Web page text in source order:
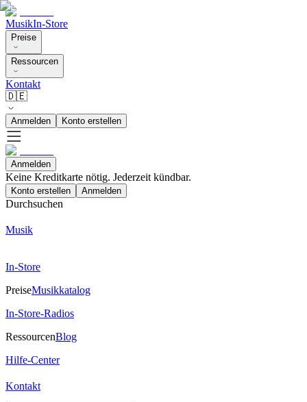
MusikIn-Store
Preise
Ressourcen
Kontakt
🇩🇪
Anmelden Konto erstellen
Anmelden
Keine Kreditkarte nötig. Jederzeit kündbar.
Konto erstellen Anmelden
Durchsuchen
Musik
In-Store
PreiseMusikkatalog
In-Store-Radios
RessourcenBlog
Hilfe-Center
Kontakt